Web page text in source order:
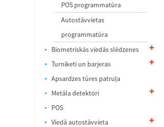
POS programmatūra
Autostāvvietas
programmatūra
Biometriskās viedās slēdzenes
Turniketi un barjeras
Apsardzes tūres patruļa
Metāla detektori
POS
Viedā autostāvvieta